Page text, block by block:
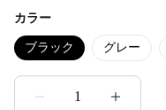
カラー
ブラック グレー
1